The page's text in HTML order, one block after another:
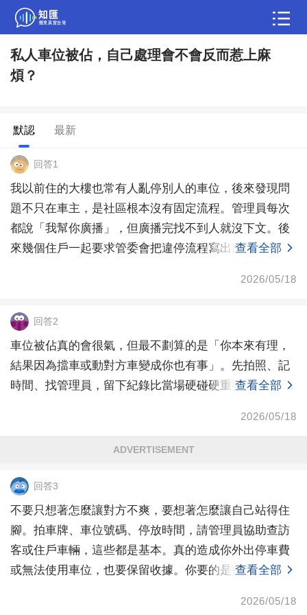
私人車位被佔，自己處理會不會反而惹上麻
煩？
默認 最新
回答1
我以前住的大樓也常有人亂停別人的車位，後來發現問
題不只在車主，是社區根本沒有固定流程。管理員每次
都說「我幫你廣播」，但廣播完找不到人就沒下文。後
來幾個住戶一起要求管委會把違停流程寫出來：拍照、
查看全部
2026/05/18
回答2
車位被佔真的會很氣，但最不劃算的是「你本來有理，
結果因為擋車或動對方車變成你也有事」。先拍照、記
時間、找管理員，留下紀錄比當場硬碰硬重要。查看全部
2026/05/18
ADVERTISEMENT
回答3
不要只想著怎麼讓對方不爽，要想著怎麼讓自己站得住
腳。拍車牌、車位號碼、停放時間，請管理員協助查訪
客或住戶車輛，這些都是基本。真的造成你外出停車費
或無法使用車位，也要保留收據。你要的是後續能處
查看全部
2026/05/18
問答
生活妙招